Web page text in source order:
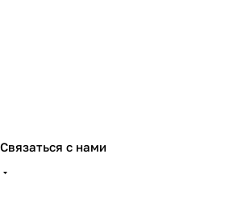
Связаться с нами